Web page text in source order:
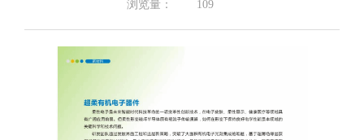
浏览量：
109